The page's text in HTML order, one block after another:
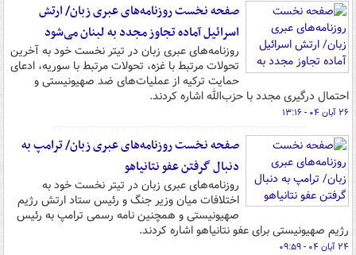
صفحه نخست روزنامه‌های عبری زبان/ ارتش
اسرائیل آماده تجاوز مجدد به لبنان می‌شود
روزنامه‌های عبری زبان در تیتر نخست خود به آخرین
تحولات مرتبط با غزه، تحولات مرتبط با سوریه، ادعای
حمایت ترکیه از عملیات‌های ضد صهیونیستی و
احتمال درگیری مجدد با حزب‌الله اشاره کردند.
۲۶ آبان ۰۴ - ۱۳:۱۶
صفحه نخست روزنامه‌های عبری زبان/ ترامپ به
دنبال گرفتن عفو نتانیاهو
روزنامه‌های عبری زبان در تیتر نخست خود به
اختلافات میان وزیر جنگ و رئیس ستاد ارتش رژیم
صهیونیستی و همچنین نامه رسمی ترامپ به رئیس
رژیم صهیونیستی برای عفو نتانیاهو اشاره کردند.
۲۴ آبان ۰۴ - ۰۹:۵۹